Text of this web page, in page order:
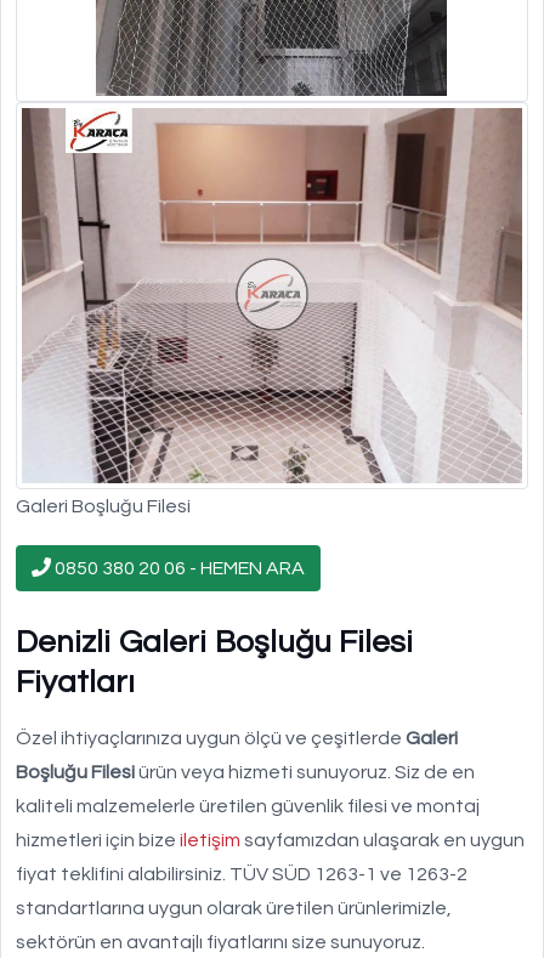
Galeri Boşluğu Filesi
0850 380 20 06 - HEMEN ARA
Denizli Galeri Boşluğu Filesi
Fiyatları
Özel ihtiyaçlarınıza uygun ölçü ve çeşitlerde Galeri
Boşluğu Filesiürün veya hizmeti sunuyoruz. Siz de en
kaliteli malzemelerle üretilen güvenlik filesi ve montaj
hizmetleri için bize iletişim sayfamızdan ulaşarak en uygun
fiyat teklifini alabilirsiniz. TÜV SÜD 1263-1 ve 1263-2
standartlarına uygun olarak üretilen ürünlerimizle,
sektörün en avantajlı fiyatlarını size sunuyoruz.